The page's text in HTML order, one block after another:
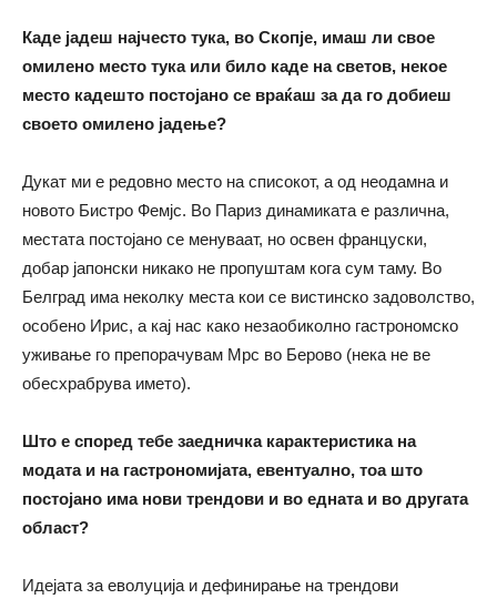
Каде јадеш најчесто тука, во Скопје, имаш ли свое
омилено место тука или било каде на светов, некое
место кадешто постојано се враќаш за да го добиеш
своето омилено јадење?
Дукат ми е редовно место на списокот, а од неодамна и
новото Бистро Фемјс. Во Париз динамиката е различна,
местата постојано се менуваат, но освен француски,
добар јапонски никако не пропуштам кога сум таму. Во
Белград има неколку места кои се вистинско задоволство,
особено Ирис, а кај нас како незаобиколно гастрономско
уживање го препорачувам Мрс во Берово (нека не ве
обесхрабрува името).
Што е според тебе заедничка карактеристика на
модата и на гастрономијата, евентуално, тоа што
постојано има нови трендови и во едната и во другата
област?
Идејата за еволуција и дефинирање на трендови